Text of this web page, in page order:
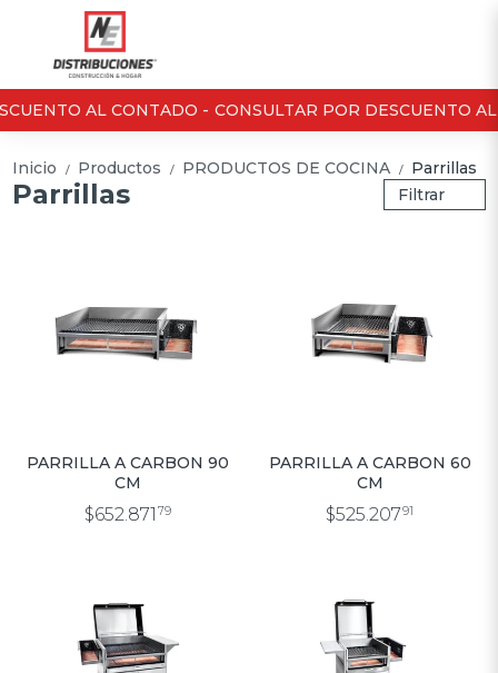
AL CONTADO - CONSULTAR POR DESCUENTO
Inicio / Productos / PRODUCTOS DE COCINA / Parrillas
Parrillas Filtrar
PARRILLA A CARBON 90
CM
$652.871 79
PARRILLA A CARBON 60
CM
$525.20791